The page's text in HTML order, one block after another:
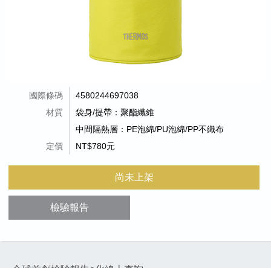
國際條碼
4580244697038
材質
袋身/提帶：聚酯纖維
中間隔熱層：PE泡綿/PU泡綿/PP不織布
定價
NT$780元
尚未上架
檢驗報告